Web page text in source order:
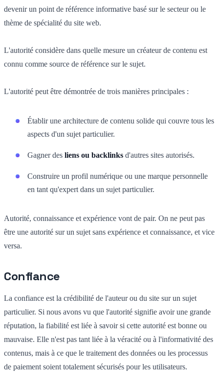
devenir un point de référence informative basé sur le secteur ou le
thème de spécialité du site web.
L'autorité considère dans quelle mesure un créateur de contenu est
connu comme source de référence sur le sujet.
L'autorité peut être démontrée de trois manières principales :
Établir une architecture de contenu solide qui couvre tous les
aspects d'un sujet particulier.
Gagner des liens ou backlinks d'autres sites autorisés.
Construire un profil numérique ou une marque personnelle
en tant qu'expert dans un sujet particulier.
Autorité, connaissance et expérience vont de pair. On ne peut pas
être une autorité sur un sujet sans expérience et connaissance, et vice
versa.
Confiance
La confiance est la crédibilité de l'auteur ou du site sur un sujet
particulier. Si nous avons vu que l'autorité signifie avoir une grande
réputation, la fiabilité est liée à savoir si cette autorité est bonne ou
mauvaise. Elle n'est pas tant liée à la véracité ou à l'informativité des
contenus, mais à ce que le traitement des données ou les processus
de paiement soient totalement sécurisés pour les utilisateurs.